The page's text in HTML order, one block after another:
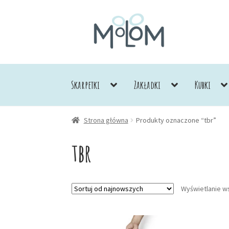
Przejdź
do
nawigacji
Przejdź
do
treści
Skarpetki Zakładki Kubki
Strona główna Produkty oznaczone “tbr”
tbr
Wyświetlanie